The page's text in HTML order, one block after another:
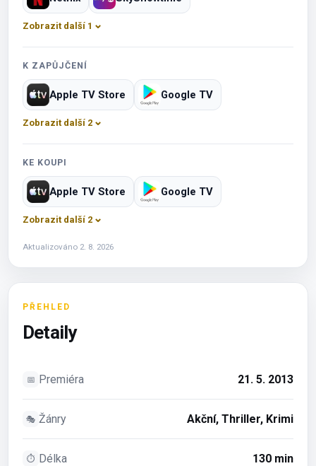
Zobrazit další 1
K ZAPŮJČENÍ
Apple TV Store Google TV
Zobrazit další 2
KE KOUPI
Apple TV Store Google TV
Zobrazit další 2
Aktualizováno 2. 8. 2026
PŘEHLED
Detaily
📅 Premiéra 21. 5. 2013
🎭 Žánry Akční, Thriller, Krimi
⏱ Délka 130 min